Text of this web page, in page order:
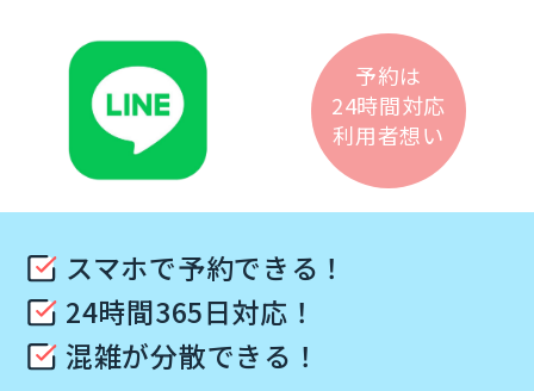
予約は
24時間対応
利用者想い
スマホで予約できる！
24時間365日対応！
混雑が分散できる！